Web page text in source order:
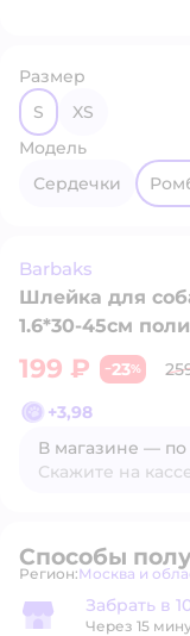
Размер
S
XS
Модель
Сердечки
Barbaks
Шлейка для
1.6*30-45см
199 ₽ −23%
+3,98
В магазине — по
Скажите на
Способы
Регион:Москва и
Забрать в магазине
Забрать в
Через 15